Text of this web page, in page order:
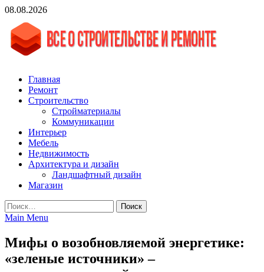
Skip
content
08.08.2026
vgasa.ru
Строительный журнал. Всё о строительстве и ремонтах
Главная
Ремонт
Строительство
Стройматериалы
Коммуникации
Интерьер
Мебель
Недвижимость
Архитектура и дизайн
Ландшафтный дизайн
Магазин
Найти:
Main Menu
Мифы о возобновляемой энергетике:
«зеленые источники» –